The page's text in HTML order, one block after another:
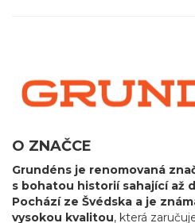
O ZNAČCE
Grundéns je renomovaná
s bohatou historií sahající až
Pochází ze Švédska a je
vysokou kvalitou, která